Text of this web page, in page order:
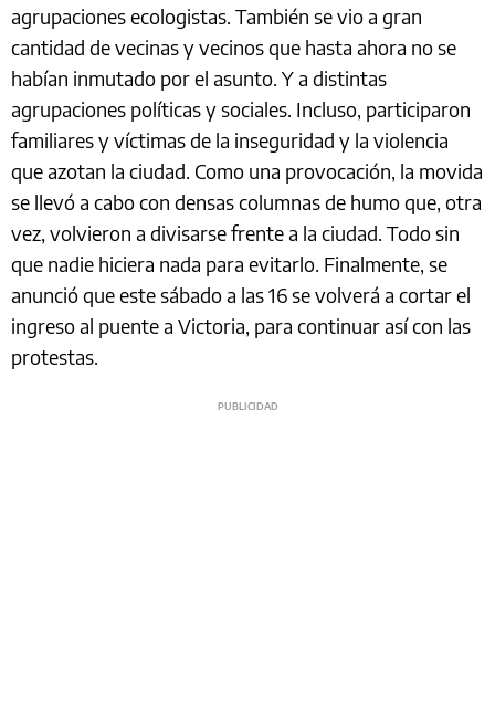
agrupaciones ecologistas. También se vio a gran
cantidad de vecinas y vecinos que hasta ahora no se
habían inmutado por el asunto. Y a distintas
agrupaciones políticas y sociales. Incluso, participaron
familiares y víctimas de la inseguridad y la violencia
que azotan la ciudad. Como una provocación, la movida
se llevó a cabo con densas columnas de humo que, otra
vez, volvieron a divisarse frente a la ciudad. Todo sin
que nadie hiciera nada para evitarlo. Finalmente, se
anunció que este sábado a las 16 se volverá a cortar el
ingreso al puente a Victoria, para continuar así con las
protestas.